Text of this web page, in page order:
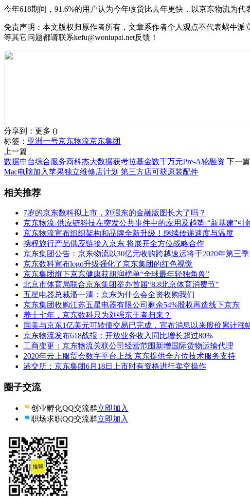
今年618期间，91.6%的用户认为今年收货比去年更快，以京东物流为代
免责声明：本文版权归原作者所有，文章系作者个人观点不代表蜗牛
等其它问题都请联系kefu@woniupai.net反馈！
分享到： 更多 ()
标签： 亚洲一号京东物流京东集团
上一篇
数据中台综合服务商科杰大数据获考拉基金数千万元Pre-A轮融资 下一篇
Mac电脑加入苹果独立维修店计划 第三方店可获原装配件
相关推荐
7岁的京东数科拟上市，刘强东的金融版图长大了吗？
京东物流-供应链科技在突发公共事件中的应用及趋势-“新基建”引
京东物流宣布组织架构和品牌全新升级！继续传递速度与温度
携程旅行产品供应链接入京东 将展开全方位战略合作
京东集团公告：京东物流以30亿元收购跨越速运将于2020年第三
京东数科宣布logo升级强化了京东集团的红色视觉
京东集团旗下京东健康获胡润榜单“全球最年轻独角兽”
北京市体育局联合京东集团举办首届“8.8北京体育消费节”
五星电器总裁潘一清：京东为什么会全资收购我们
京东集团收购江苏五星电器有限公司剩余54%股权再造线下京东
养士七年，京东数科只为刘强东王者归来？
国美与京东1亿美元可转债交易已完成，宣布消息以来股价累计涨
京东物流发布618战报：开放业务收入同比增长超过80%
工商变更：京东物流关联公司经营范围新增国际货物运输代理
2020年云上服贸会数字平台上线 京东提供全方位技术服务支持
港交所：京东集团6月18日上市时有资格进行卖空操作
圈子交流
创业孵化QQ交流群立即加入
职场求职QQ交流群立即加入